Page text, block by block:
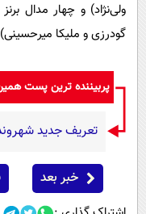
ولی‌نژاد) و چهار مدال
گودرزی و ملیکا
پربیننده ترین پست
تعریف جدید
خبر بعد